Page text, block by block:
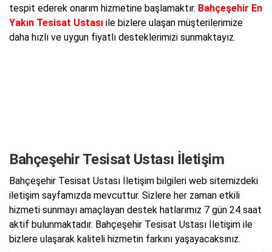
tespit ederek onarım hizmetine başlamaktır. Bahçeşehir En
Yakın Tesisat Ustası ile bizlere ulaşan müşterilerimize
daha hızlı ve uygun fiyatlı desteklerimizi sunmaktayız.
Bahçeşehir Tesisat Ustası İletişim
Bahçeşehir Tesisat Ustası İletişim bilgileri web sitemizdeki
iletişim sayfamızda mevcuttur. Sizlere her zaman etkili
hizmeti sunmayı amaçlayan destek hatlarımız 7 gün 24 saat
aktif bulunmaktadır. Bahçeşehir Tesisat Ustası İletişim ile
bizlere ulaşarak kaliteli hizmetin farkını yaşayacaksınız.